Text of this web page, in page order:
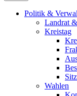
Politik &
Landrat
Kreistag
Wahlen